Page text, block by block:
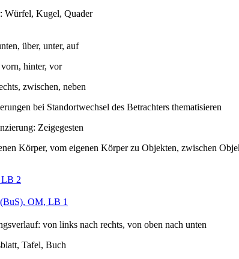
Würfel, Kugel, Quader
über, unter, auf
hinter, vor
zwischen, neben
bei Standortwechsel des Betrachters thematisieren
Zeigegesten
Körper, vom eigenen Körper zu Objekten, zwischen
2
OM, LB 1
von links nach rechts, von oben nach unten
Tafel, Buch